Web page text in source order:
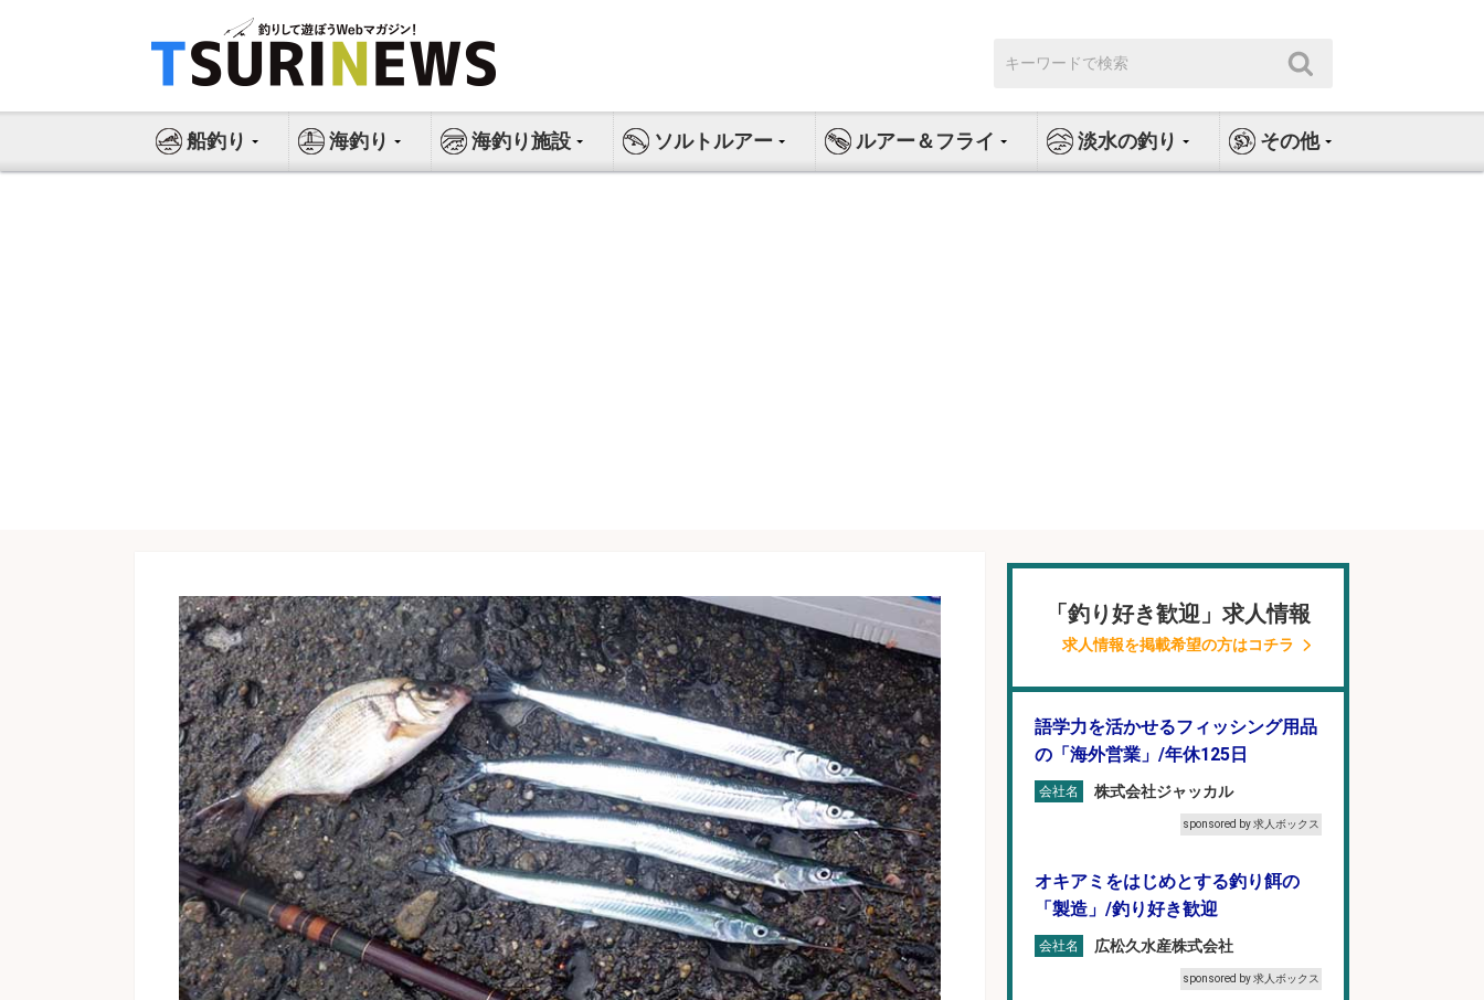
ス
索:
船釣り 海釣り 海釣り施設 ソルトルアー ルアー＆フライ 淡水の釣り その他
「釣り好き歓迎」求人情報
求人情報を掲載希望の方はコチラ
語学力を活かせるフィッシング用品
の「海外営業」/年休125日
会社名 株式会社ジャッカル
sponsored by 求人ボックス
オキアミをはじめとする釣り餌の
「製造」/釣り好き歓迎
会社名 広松久水産株式会社
sponsored by 求人ボックス